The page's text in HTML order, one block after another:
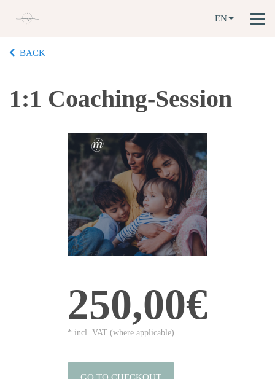
EN
BACK
1:1 Coaching-Session
250,00€
* incl. VAT (where applicable)